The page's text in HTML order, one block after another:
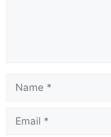
Name
Email